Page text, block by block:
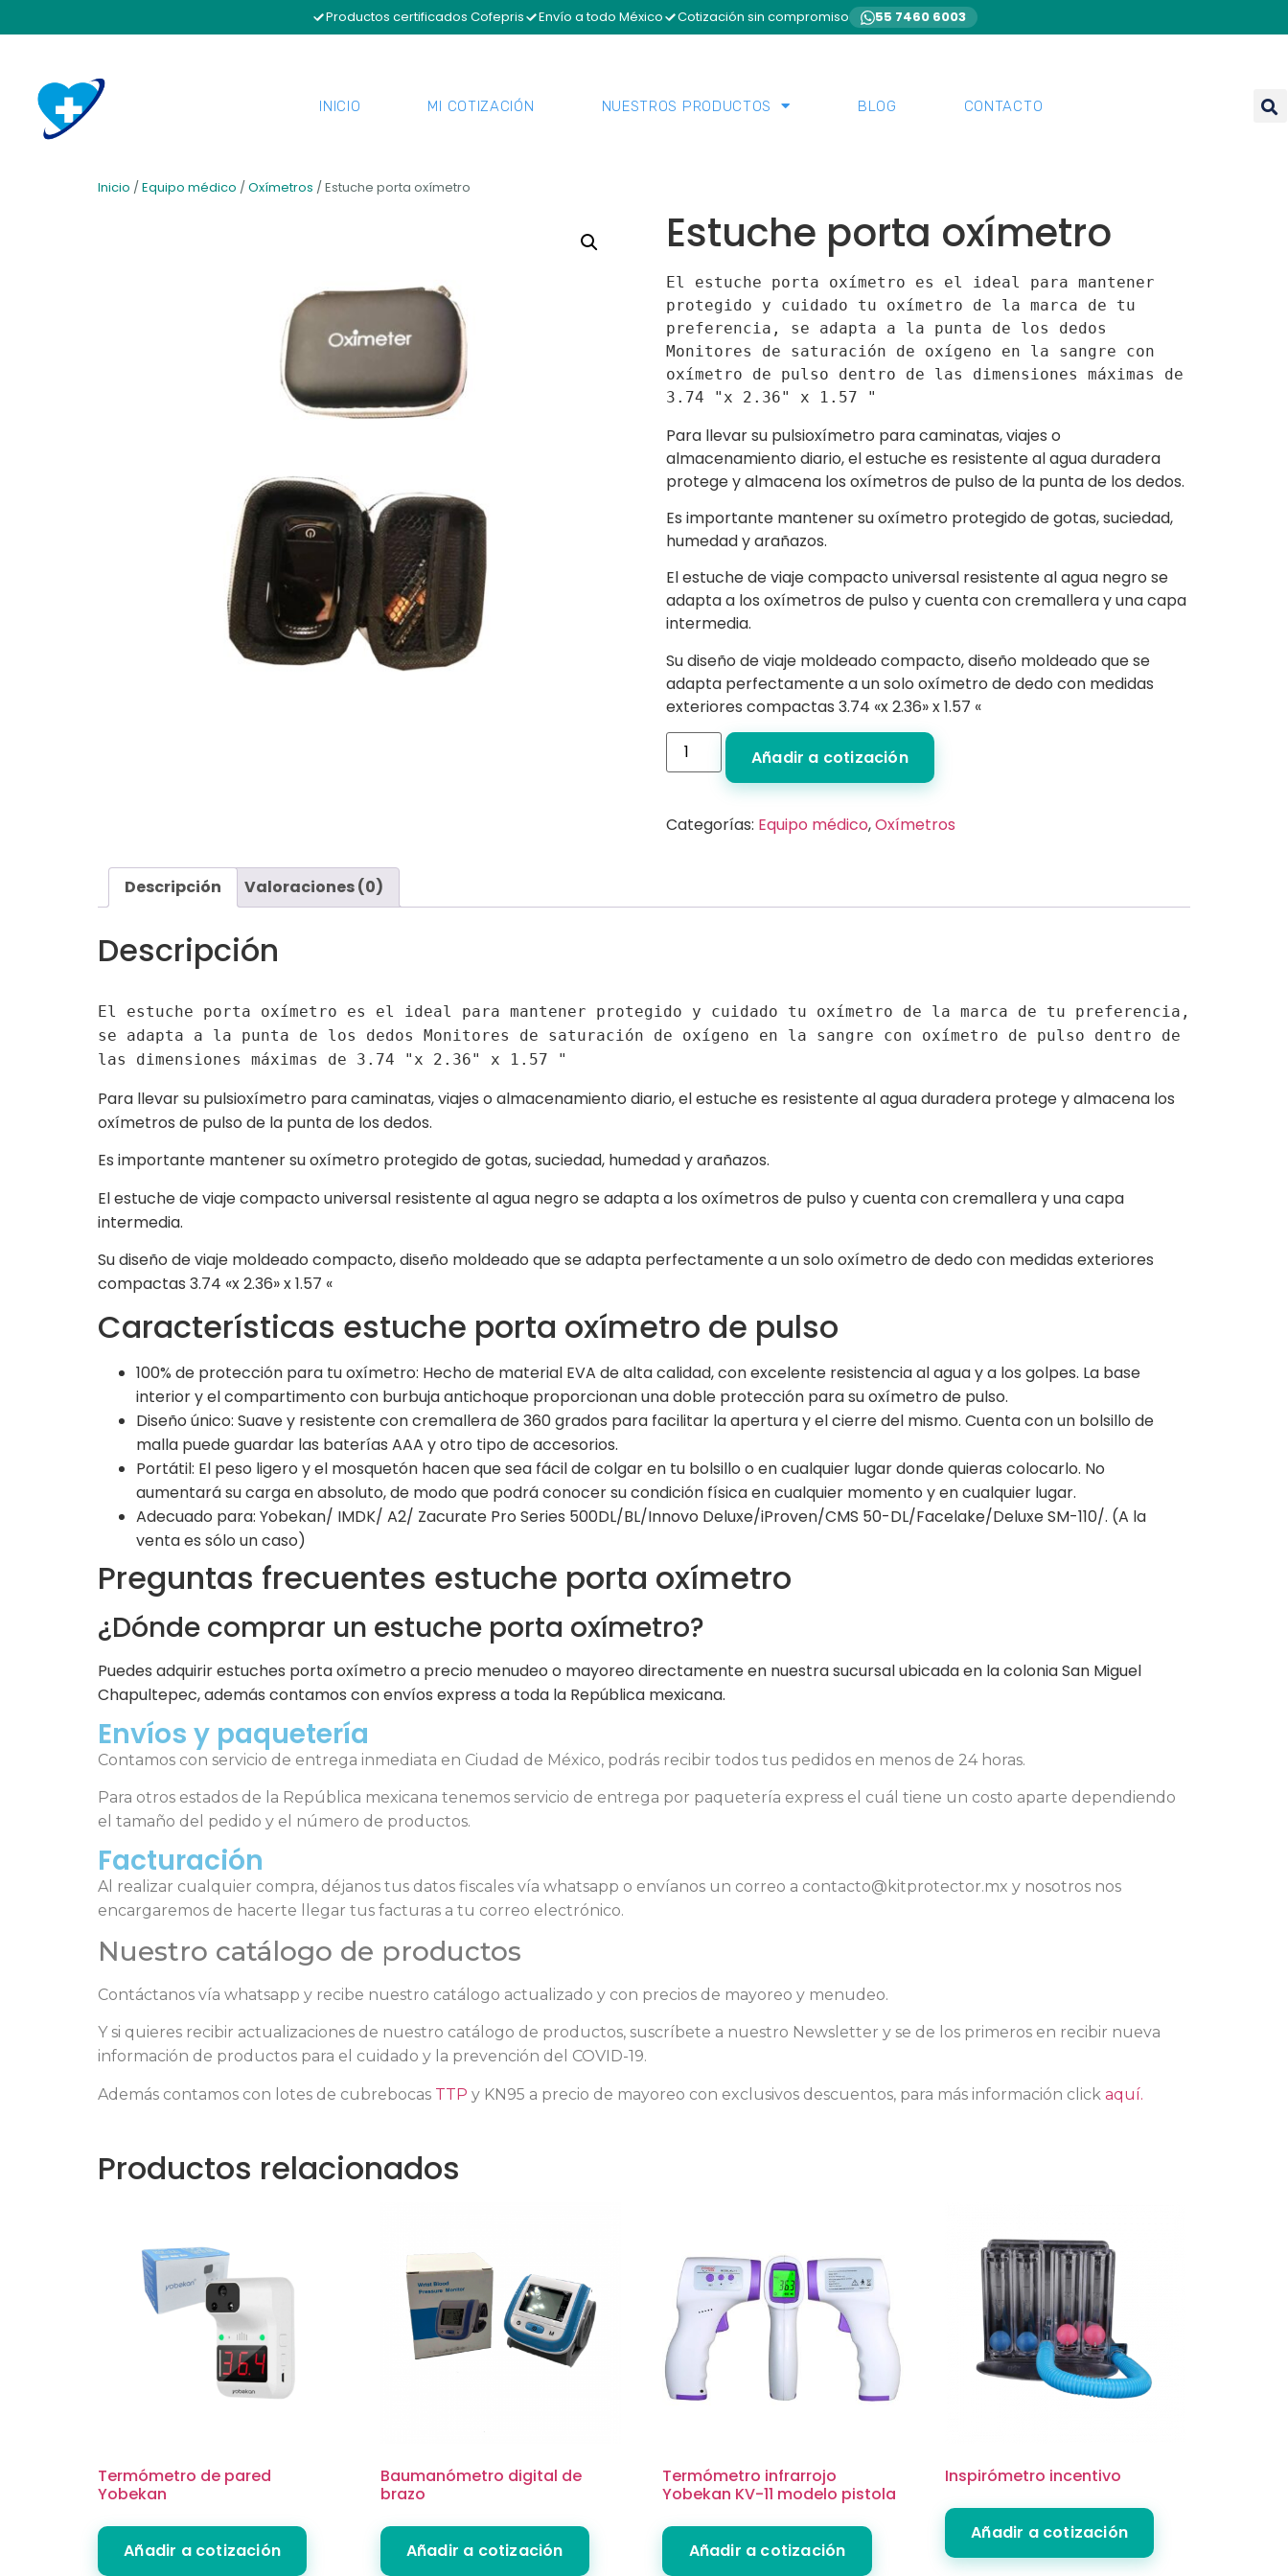
Productos certificados Cofepris Envío a todo México Cotización sin compromiso 55 7460 6003
INICIO MI COTIZACIÓN NUESTROS PRODUCTOS BLOG CONTACTO
Inicio /Equipo médico /Oxímetros / Estuche porta oxímetro
Estuche porta oxímetro
El estuche porta oxímetro es el ideal para mantener
protegido y cuidado tu oxímetro de la marca de tu
preferencia, se adapta a la punta de los dedos
Monitores de saturación de oxígeno en la sangre con
oxímetro de pulso dentro de las dimensiones máximas de
3.74 "x 2.36" x 1.57 "
Para llevar su pulsioxímetro para caminatas, viajes o
almacenamiento diario, el estuche es resistente al agua duradera
protege y almacena los oxímetros de pulso de la punta de los dedos.
Es importante mantener su oxímetro protegido de gotas, suciedad,
humedad y arañazos.
El estuche de viaje compacto universal resistente al agua negro se
adapta a los oxímetros de pulso y cuenta con cremallera y una capa
intermedia.
Su diseño de viaje moldeado compacto, diseño moldeado que se
adapta perfectamente a un solo oxímetro de dedo con medidas
exteriores compactas 3.74 «x 2.36» x 1.57 «
Añadir a cotización
Categorías: Equipo médico,Oxímetros
Descripción Valoraciones (0)
Descripción
El estuche porta oxímetro es el ideal para mantener protegido y cuidado tu oxímetro de la marca de tu preferencia,
se adapta a la punta de los dedos Monitores de saturación de oxígeno en la sangre con oxímetro de pulso dentro de
las dimensiones máximas de 3.74 "x 2.36" x 1.57 "
Para llevar su pulsioxímetro para caminatas, viajes o almacenamiento diario, el estuche es resistente al agua duradera protege y almacena los
oxímetros de pulso de la punta de los dedos.
Es importante mantener su oxímetro protegido de gotas, suciedad, humedad y arañazos.
El estuche de viaje compacto universal resistente al agua negro se adapta a los oxímetros de pulso y cuenta con cremallera y una capa
intermedia.
Su diseño de viaje moldeado compacto, diseño moldeado que se adapta perfectamente a un solo oxímetro de dedo con medidas exteriores
compactas 3.74 «x 2.36» x 1.57 «
Características estuche porta oxímetro de pulso
100% de protección para tu oxímetro: Hecho de material EVA de alta calidad, con excelente resistencia al agua y a los golpes. La base
interior y el compartimento con burbuja antichoque proporcionan una doble protección para su oxímetro de pulso.
Diseño único: Suave y resistente con cremallera de 360 grados para facilitar la apertura y el cierre del mismo. Cuenta con un bolsillo de
malla puede guardar las baterías AAA y otro tipo de accesorios.
Portátil: El peso ligero y el mosquetón hacen que sea fácil de colgar en tu bolsillo o en cualquier lugar donde quieras colocarlo. No
aumentará su carga en absoluto, de modo que podrá conocer su condición física en cualquier momento y en cualquier lugar.
Adecuado para: Yobekan/ IMDK/ A2/ Zacurate Pro Series 500DL/BL/Innovo Deluxe/iProven/CMS 50-DL/Facelake/Deluxe SM-110/. (A la
venta es sólo un caso)
Preguntas frecuentes estuche porta oxímetro
¿Dónde comprar un estuche porta oxímetro?
Puedes adquirir estuches porta oxímetro a precio menudeo o mayoreo directamente en nuestra sucursal ubicada en la colonia San Miguel
Chapultepec, además contamos con envíos express a toda la República mexicana.
Envíos y paquetería
Contamos con servicio de entrega inmediata en Ciudad de México, podrás recibir todos tus pedidos en menos de 24 horas.
Para otros estados de la República mexicana tenemos servicio de entrega por paquetería express el cuál tiene un costo aparte dependiendo
el tamaño del pedido y el número de productos.
Facturación
Al realizar cualquier compra, déjanos tus datos fiscales vía whatsapp o envíanos un correo a contacto@kitprotector.mx y nosotros nos
encargaremos de hacerte llegar tus facturas a tu correo electrónico.
Nuestro catálogo de productos
Contáctanos vía whatsapp y recibe nuestro catálogo actualizado y con precios de mayoreo y menudeo.
Y si quieres recibir actualizaciones de nuestro catálogo de productos, suscríbete a nuestro Newsletter y se de los primeros en recibir nueva
información de productos para el cuidado y la prevención del COVID-19.
Además contamos con lotes de cubrebocas TTP y KN95 a precio de mayoreo con exclusivos descuentos, para más información click aquí.
Productos relacionados
Termómetro de pared
Yobekan
Añadir a cotización
Baumanómetro digital de
brazo
Añadir a cotización
Termómetro infrarrojo
Yobekan KV-11 modelo pistola
Añadir a cotización
Inspirómetro incentivo
Añadir a cotización